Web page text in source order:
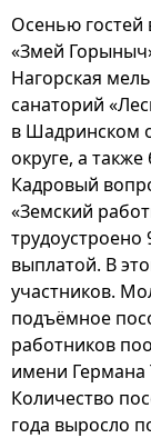
Осенью гостей
«Змей
Нагорская
санаторий
в Шадринском
округе, а
Кадровый
«Земский
выплатой. В
участников.
подъёмное
работников
имени Германа
Количество
года выросло